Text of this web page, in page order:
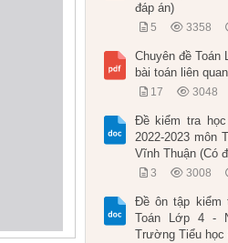
đáp án)
5 3358
Chuyên đề Toán
bài toán liên
17 3048
Đề kiểm tra
2022-2023 môn
Vĩnh Thuận (Có
3 3008
Đề ôn tập kiểm
Toán Lớp 4 -
Trường Tiểu